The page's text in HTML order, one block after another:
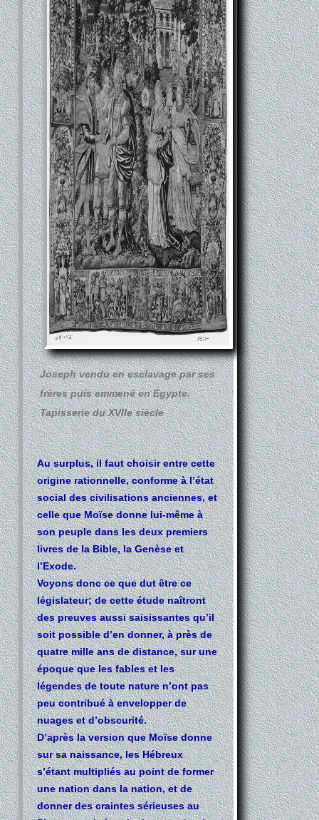
Joseph vendu en esclavage par ses
frères puis emmené en Égypte.
Tapisserie du XVIIe siècle
Au surplus, il faut choisir entre cette
origine rationnelle, conforme à l’état
social des civilisations anciennes, et
celle que Moïse donne lui-même à
son peuple dans les deux premiers
livres de la Bible, la Genèse et
l’Exode.
Voyons donc ce que dut être ce
législateur; de cette étude naîtront
des preuves aussi saisissantes qu’il
soit possible d’en donner, à près de
quatre mille ans de distance, sur une
époque que les fables et les
légendes de toute nature n’ont pas
peu contribué à envelopper de
nuages et d’obscurité.
D’après la version que Moïse donne
sur sa naissance, les Hébreux
s’étant multipliés au point de former
une nation dans la nation, et de
donner des craintes sérieuses au